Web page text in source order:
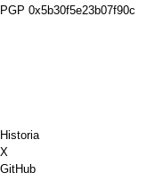
PGP 0x5b30f5e23b07f90c
Historia
X
GitHub